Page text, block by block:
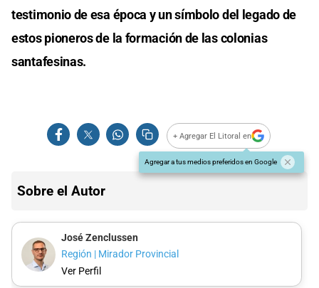
testimonio de esa época y un símbolo del legado de
estos pioneros de la formación de las colonias
santafesinas.
+ Agregar El Litoral en
Agregar a tus medios preferidos en Google
Sobre el Autor
José Zenclussen
Región | Mirador Provincial
Ver Perfil